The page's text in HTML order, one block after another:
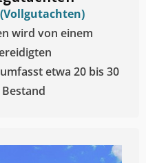
wird von einem
etwa 20 bis 30